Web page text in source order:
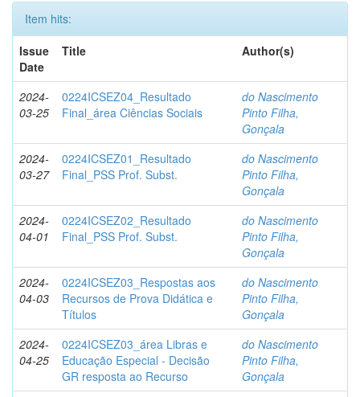
Item hits:
Issue
Date
Title Author(s)
2024-
03-25
0224ICSEZ04_Resultado
Final_área Ciências Sociais
do Nascimento
Pinto Filha,
Gonçala
2024-
03-27
0224ICSEZ01_Resultado
Final_PSS Prof. Subst.
do Nascimento
Pinto Filha,
Gonçala
2024-
04-01
0224ICSEZ02_Resultado
Final_PSS Prof. Subst.
do Nascimento
Pinto Filha,
Gonçala
2024-
04-03
0224ICSEZ03_Respostas aos
Recursos de Prova Didática e
Títulos
do Nascimento
Pinto Filha,
Gonçala
2024-
04-25
0224ICSEZ03_área Libras e
Educação Especial - Decisão
GR resposta ao Recurso
do Nascimento
Pinto Filha,
Gonçala